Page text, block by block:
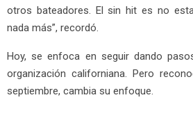
otros bateadores. El sin hit es no
nada más”, recordó.
Hoy, se enfoca en seguir dando
organización californiana. Pero
septiembre, cambia su enfoque.